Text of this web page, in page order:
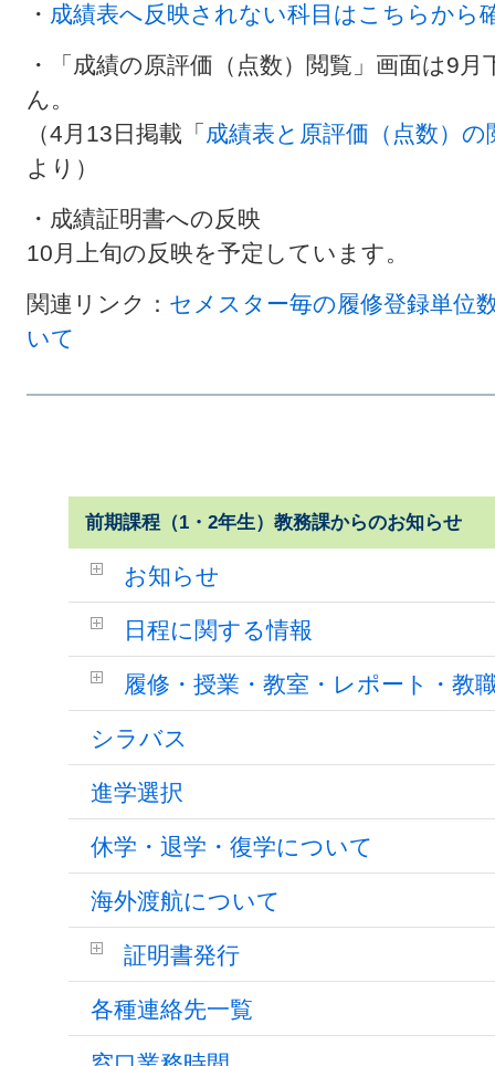
・ 成績表へ反映されない科目はこちらから
・「成績の原評価（点数）閲覧」画面は9
ん。
（4月13日掲載「 成績表と原評価（点数）
より）
・成績証明書への反映
10月上旬の反映を予定しています。
関連リンク： セメスター毎の履修登録単位
いて
前期課程（1・2年生）教務課からのお知らせ
お知らせ
日程に関する情報
履修・授業・教室・レポート・教
シラバス
進学選択
休学・退学・復学について
海外渡航について
証明書発行
各種連絡先一覧